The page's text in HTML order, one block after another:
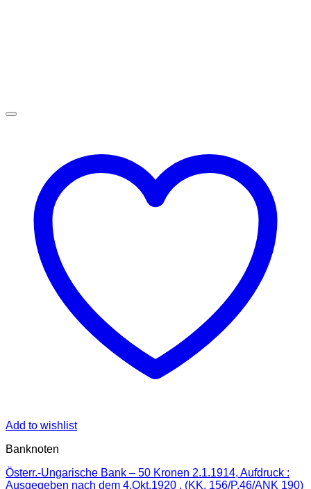
Add to wishlist
Banknoten
Österr.-Ungarische Bank – 50 Kronen 2.1.1914, Aufdruck :
Ausgegeben nach dem 4.Okt.1920 , (KK. 156/P.46/ANK 190)